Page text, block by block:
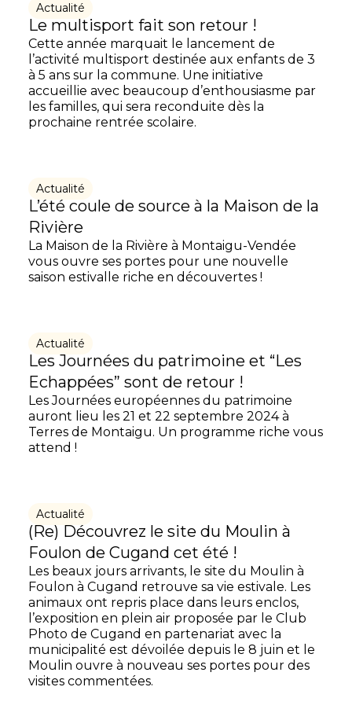
Actualité
Le multisport fait son retour !
Cette année marquait le lancement de
l’activité multisport destinée aux enfants de 3
à 5 ans sur la commune. Une initiative
accueillie avec beaucoup d’enthousiasme par
les familles, qui sera reconduite dès la
prochaine rentrée scolaire.
Actualité
L’été coule de source à la Maison de la
Rivière
La Maison de la Rivière à Montaigu-Vendée
vous ouvre ses portes pour une nouvelle
saison estivalle riche en découvertes !
Actualité
Les Journées du patrimoine et “Les
Echappées” sont de retour !
Les Journées européennes du patrimoine
auront lieu les 21 et 22 septembre 2024 à
Terres de Montaigu. Un programme riche vous
attend !
Actualité
(Re) Découvrez le site du Moulin à
Foulon de Cugand cet été !
Les beaux jours arrivants, le site du Moulin à
Foulon à Cugand retrouve sa vie estivale. Les
animaux ont repris place dans leurs enclos,
l’exposition en plein air proposée par le Club
Photo de Cugand en partenariat avec la
municipalité est dévoilée depuis le 8 juin et le
Moulin ouvre à nouveau ses portes pour des
visites commentées.